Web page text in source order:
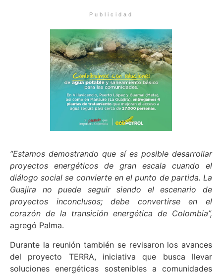
Publicidad
“Estamos demostrando que sí es posible desarrollar
proyectos energéticos de gran escala cuando el
diálogo social se convierte en el punto de partida. La
Guajira no puede seguir siendo el escenario de
proyectos inconclusos; debe convertirse en el
corazón de la transición energética de Colombia”,
agregó Palma.
Durante la reunión también se revisaron los avances
del proyecto TERRA, iniciativa que busca llevar
soluciones energéticas sostenibles a comunidades